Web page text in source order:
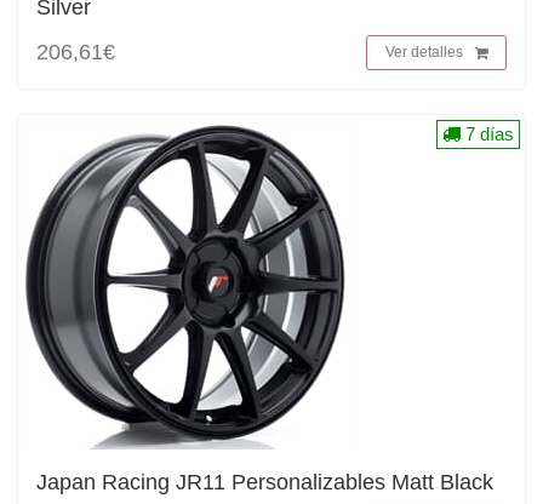
Silver
206,61€
Ver detalles
Japan Racing JR11 Personalizables Matt Black
7 días